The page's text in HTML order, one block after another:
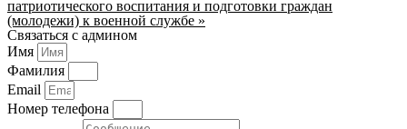
патриотического воспитания и подготовки граждан
(молодежи) к военной службе »
Связаться с админом
Имя
Фамилия
Email
Номер телефона